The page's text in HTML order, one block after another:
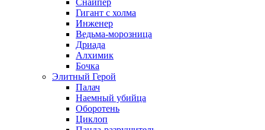
Снайпер
Гигант с холма
Инженер
Ведьма-морозница
Дриада
Алхимик
Бочка
Элитный Герой
Палач
Наемный убийца
Оборотень
Циклоп